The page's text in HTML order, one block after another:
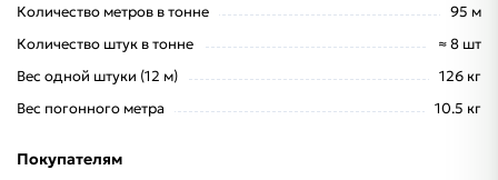
Количество метров в тонне
95 м
Количество штук в тонне
≈ 8 шт
Вес одной штуки (12 м)
126 кг
Вес погонного метра
10.5 кг
Покупателям